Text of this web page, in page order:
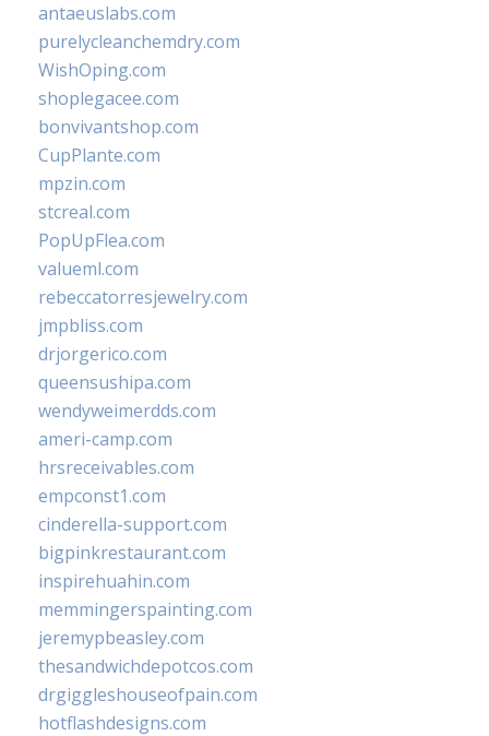
antaeuslabs.com
purelycleanchemdry.com
WishOping.com
shoplegacee.com
bonvivantshop.com
CupPlante.com
mpzin.com
stcreal.com
PopUpFlea.com
valueml.com
rebeccatorresjewelry.com
jmpbliss.com
drjorgerico.com
queensushipa.com
wendyweimerdds.com
ameri-camp.com
hrsreceivables.com
empconst1.com
cinderella-support.com
bigpinkrestaurant.com
inspirehuahin.com
memmingerspainting.com
jeremypbeasley.com
thesandwichdepotcos.com
drgiggleshouseofpain.com
hotflashdesigns.com